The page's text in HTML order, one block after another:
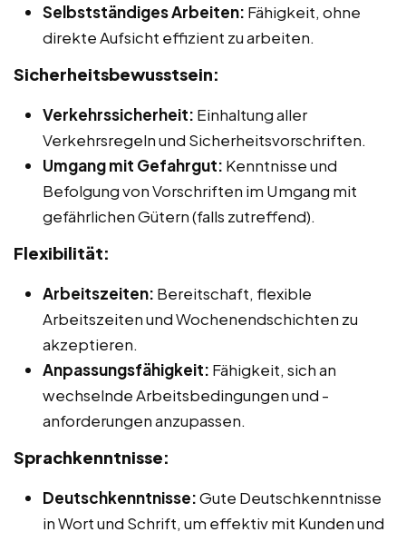
Selbstständiges Arbeiten: Fähigkeit, ohne
direkte Aufsicht effizient zu arbeiten.
Sicherheitsbewusstsein:
Verkehrssicherheit: Einhaltung aller
Verkehrsregeln und Sicherheitsvorschriften.
Umgang mit Gefahrgut: Kenntnisse und
Befolgung von Vorschriften im Umgang mit
gefährlichen Gütern (falls zutreffend).
Flexibilität:
Arbeitszeiten: Bereitschaft, flexible
Arbeitszeiten und Wochenendschichten zu
akzeptieren.
Anpassungsfähigkeit: Fähigkeit, sich an
wechselnde Arbeitsbedingungen und -
anforderungen anzupassen.
Sprachkenntnisse:
Deutschkenntnisse:Gute Deutschkenntnisse
in Wort und Schrift, um effektiv mit Kunden und